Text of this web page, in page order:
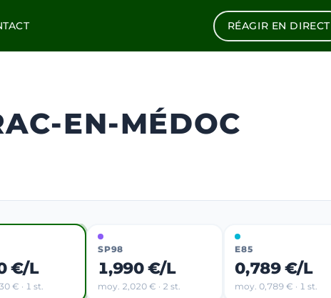
RÉAGIR EN DIRECT
EN-MÉDOC
€/L
€ · 1 st.
SP98
1,990 €/L
moy. 2,020 € · 2 st.
E85
0,789 €/L
moy. 0,789 € · 1 st.